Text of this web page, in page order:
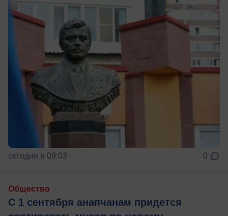
сегодня в 09:03 0
Общество
С 1 сентября анапчанам придется